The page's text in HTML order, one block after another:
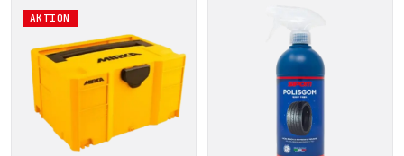
AKTION